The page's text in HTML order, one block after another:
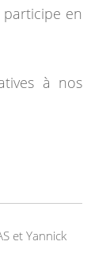
participe en
à nos
et Yannick